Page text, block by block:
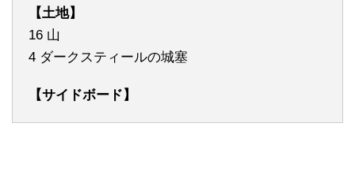
【土地】
16 山
4 ダークスティールの城塞
【サイドボード】